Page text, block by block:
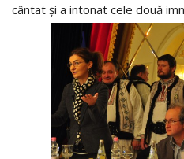
cântat şi a intonat cele două